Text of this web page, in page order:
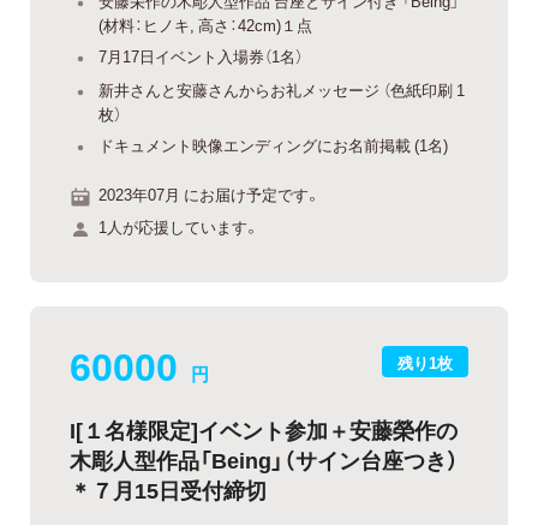
(材料：ヒノキ, 高さ：42cm)１点
7月17日イベント入場券（1名）
新井さんと安藤さんからお礼メッセージ （色紙印刷 1
枚）
ドキュメント映像エンディングにお名前掲載 (1名)
2023年07月 にお届け予定です。
1人が応援しています。
残り1枚
60000 円
I[１名様限定]イベント参加＋安藤榮作の
木彫人型作品「Being」（サイン台座つき）
＊７月15日受付締切